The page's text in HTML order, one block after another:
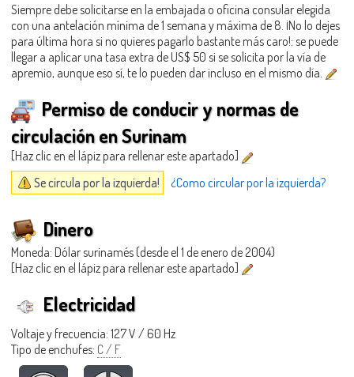
Siempre debe solicitarse en la embajada o oficina consular elegida
con una antelación mínima de 1 semana y máxima de 8. ¡No lo dejes
para última hora si no quieres pagarlo bastante más caro!: se puede
llegar a aplicar una tasa extra de US$ 50 si se solicita por la vía de
apremio, aunque eso sí, te lo pueden dar incluso en el mismo día.
Permiso de conducir y normas de
circulación en Surinam
[Haz clic en el lápiz para rellenar este apartado]
Se circula por la izquierda!
¿Como circular por la izquierda?
Dinero
Moneda: Dólar surinamés (desde el 1 de enero de 2004)
[Haz clic en el lápiz para rellenar este apartado]
Electricidad
Voltaje y frecuencia: 127 V / 60 Hz
Tipo de enchufes: C / F